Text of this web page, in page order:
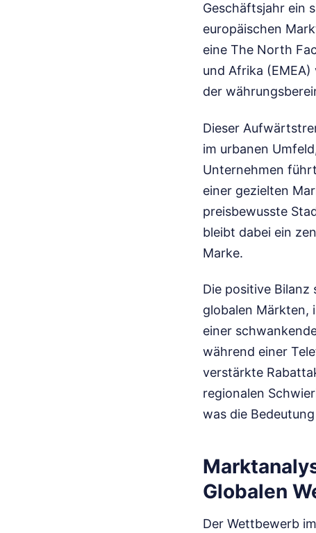
Geschäftsjahr ein
europäischen
eine The North
und Afrika
der
Dieser
im urbanen
Unternehmen
einer gezielten
preisbewusste
bleibt dabei ein
Marke.
Die positive
globalen Märkten,
einer
während einer
verstärkte
regionalen
was die
Globalen
Der Wettbewerb